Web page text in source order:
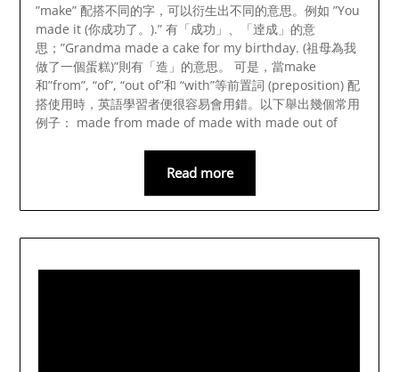
”make” 配搭不同的字，可以衍生出不同的意思。例如 ”You
made it (你成功了。).” 有「成功」、「逹成」的意
思；”Grandma made a cake for my birthday. (祖母為我
做了一個蛋糕)”則有「造」的意思。 可是，當make
和”from”, “of”, “out of”和 “with”等前置詞 (preposition) 配
搭使用時，英語學習者便很容易會用錯。以下舉出幾個常用
例子： made from made of made with made out of
Read more